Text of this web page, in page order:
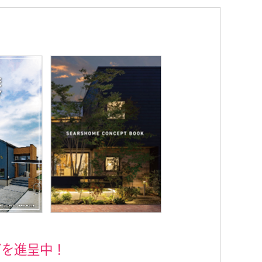
進呈中！